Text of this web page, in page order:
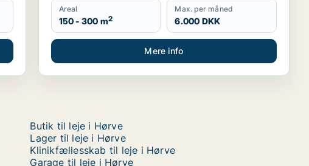
Areal
150 - 300 m2
Max. per måned
6.000 DKK
Mere info
Butik til leje i Hørve
Lager til leje i Hørve
Klinikfællesskab til leje i Hørve
Garage til leje i Hørve